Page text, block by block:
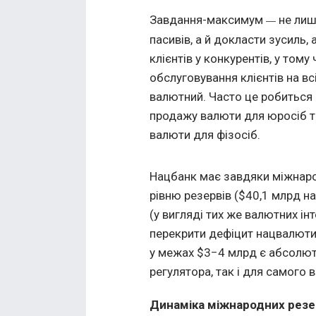
Завдання-максимум — не
пасивів, а й докласти зусиль,
клієнтів у конкурентів, у
обслуговування клієнтів на
валютний. Часто це робиться
продажу валюти для юросіб
валюти для фізосіб.
Нацбанк має завдяки
рівню резервів ($40,1 млрд
(у вигляді тих же валютних
перекрити дефіцит
у межах $3−4 млрд є
регулятора, так і для самого
Динаміка міжнародних